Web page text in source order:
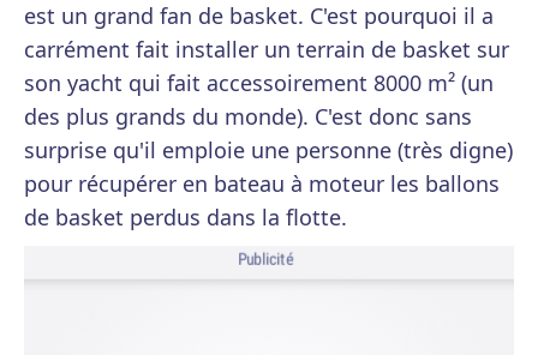
est un grand fan de basket. C'est pourquoi il a
carrément fait installer un terrain de basket sur
son yacht qui fait accessoirement 8000 m² (un
des plus grands du monde). C'est donc sans
surprise qu'il emploie une personne (très digne)
pour récupérer en bateau à moteur les ballons
de basket perdus dans la flotte.
Publicité